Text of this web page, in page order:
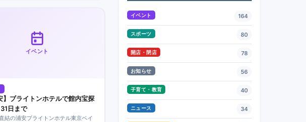
イベント
】ブライトンホテルで館内宝探
日まで
結の浦安ブライトンホテル東京ベイ
イベント 164
スポーツ 80
開店・閉店 78
お知らせ 56
子育て・教育 40
ニュース 34